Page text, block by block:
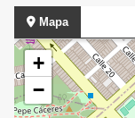
Mapa
+
−